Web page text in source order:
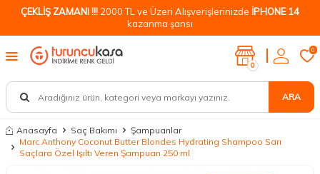
ÇEKLİŞ ZAMANI !!! 2000 TL ve Üzeri Alışverişlerinizde İPHONE 14
kazanma şansı
ARA
0
0
Anasayfa Saç Bakımı
Şampuanlar
Marc Anthony Coconut Butter Blondes Hydrating Shampoo Sarı
Saçlara Özel Işıltı Veren Şampuan 250 ml